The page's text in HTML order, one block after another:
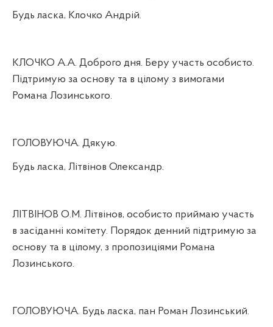
Будь ласка, Клочко Андрій.
КЛОЧКО А.А. Доброго дня. Беру участь особисто.
Підтримую за основу та в цілому з вимогами
Романа Лозинського.
ГОЛОВУЮЧА. Дякую.
Будь ласка, Літвінов Олександр.
ЛІТВІНОВ О.М. Літвінов, особисто приймаю участь
в засіданні комітету. Порядок денний підтримую за
основу та в цілому, з пропозиціями Романа
Лозинського.
ГОЛОВУЮЧА. Будь ласка, пан Роман Лозинський.